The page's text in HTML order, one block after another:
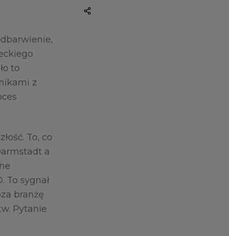
to
z
To, co
a
To sygnał
branżę
Pytanie